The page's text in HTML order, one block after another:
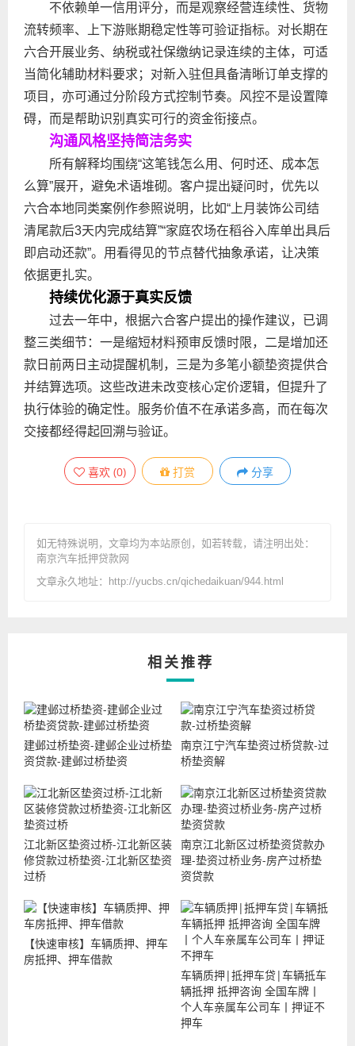
不依赖单一信用评分，而是观察经营连续性、货物
流转频率、上下游账期稳定性等可验证指标。对长期在
六合开展业务、纳税或社保缴纳记录连续的主体，可适
当简化辅助材料要求；对新入驻但具备清晰订单支撑的
项目，亦可通过分阶段方式控制节奏。风控不是设置障
碍，而是帮助识别真实可行的资金衔接点。
沟通风格坚持简洁务实
所有解释均围绕“这笔钱怎么用、何时还、成本怎
么算”展开，避免术语堆砌。客户提出疑问时，优先以
六合本地同类案例作参照说明，比如“上月装饰公司结
清尾款后3天内完成结算”“家庭农场在稻谷入库单出具后
即启动还款”。用看得见的节点替代抽象承诺，让决策
依据更扎实。
持续优化源于真实反馈
过去一年中，根据六合客户提出的操作建议，已调
整三类细节：一是缩短材料预审反馈时限，二是增加还
款日前两日主动提醒机制，三是为多笔小额垫资提供合
并结算选项。这些改进未改变核心定价逻辑，但提升了
执行体验的确定性。服务价值不在承诺多高，而在每次
交接都经得起回溯与验证。
喜欢 (0) 打赏 分享
如无特殊说明，文章均为本站原创 ，如若转载，请注明出处：
南京汽车抵押贷款网
文章永久地址：http://yucbs.cn/qichedaikuan/944.html
相关推荐
建邺过桥垫资-建邺企业过桥垫
资贷款-建邺过桥垫资
南京江宁汽车垫资过桥贷款-过
桥垫资解
江北新区垫资过桥-江北新区装
修贷款过桥垫资-江北新区垫资
过桥
南京江北新区过桥垫资贷款办
理-垫资过桥业务-房产过桥垫
资贷款
【快速审核】车辆质押、押车
房抵押、押车借款
车辆质押|抵押车贷|车辆抵车
辆抵押 抵押咨询 全国车牌丨
个人车亲属车公司车丨押证不
押车